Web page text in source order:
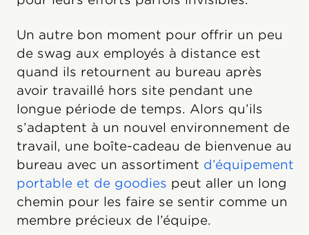
Un autre bon moment pour offrir un peu
de swag aux employés à distance est
quand ils retournent au bureau après
avoir travaillé hors site pendant une
longue période de temps. Alors qu’ils
s’adaptent à un nouvel environnement de
travail, une boîte-cadeau de bienvenue au
bureau avec un assortiment d’équipement
portable et de goodies peut aller un long
chemin pour les faire se sentir comme un
membre précieux de l’équipe.